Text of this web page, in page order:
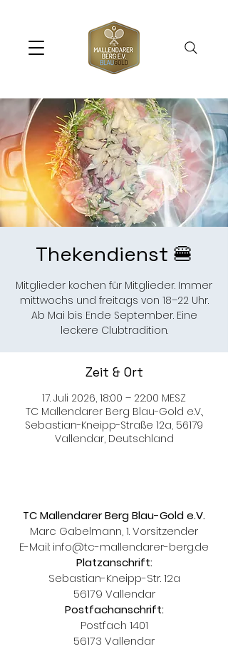
Thekendienst 🍔
Mitglieder kochen für Mitglieder. Immer
mittwochs und freitags von 18–22 Uhr.
Ab Mai bis Ende September. Eine
leckere Clubtradition.
Zeit & Ort
17. Juli 2026, 18:00 – 22:00 MESZ
TC Mallendarer Berg Blau-Gold e.V.,
Sebastian-Kneipp-Straße 12a, 56179
Vallendar, Deutschland
TC Mallendarer Berg Blau-Gold e.V.
Marc Gabelmann, 1. Vorsitzender
E-Mail: info@tc-mallendarer-berg.de
Platzanschrift:
Sebastian-Kneipp-Str. 12a
56179 Vallendar
Postfachanschrift:
Postfach 1401
56173 Vallendar